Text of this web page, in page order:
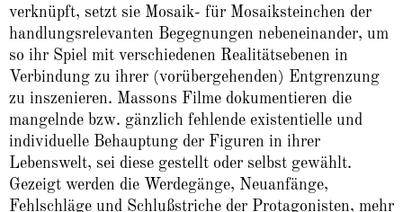
verknüpft, setzt sie Mosaik- für Mosaiksteinchen der
handlungsrelevanten Begegnungen nebeneinander, um
so ihr Spiel mit verschiedenen Realitätsebenen in
Verbindung zu ihrer (vorübergehenden) Entgrenzung
zu inszenieren. Massons Filme dokumentieren die
mangelnde bzw. gänzlich fehlende existentielle und
individuelle Behauptung der Figuren in ihrer
Lebenswelt, sei diese gestellt oder selbst gewählt.
Gezeigt werden die Werdegänge, Neuanfänge,
Fehlschläge und Schlußstriche der Protagonisten, mehr